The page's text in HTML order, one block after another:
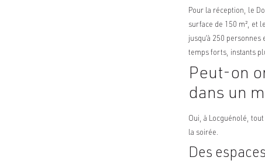
Pour la réception, le
surface de 150 m², et
jusqu’à 250
temps forts, instants
Peut-on
dans un
Oui, à Locguénolé,
la soirée.
Des